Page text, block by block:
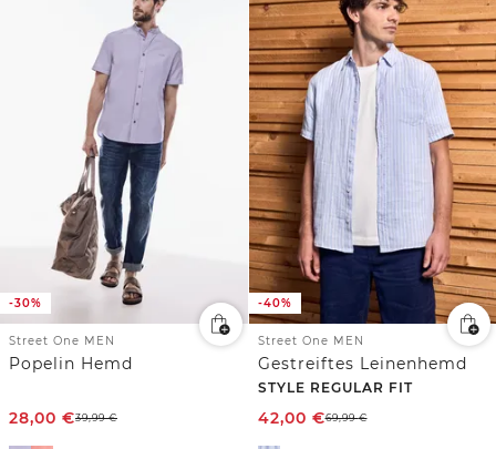
-30%
Street One MEN
Popelin Hemd
28,00 €39,99€
-40%
Street One MEN
Gestreiftes Leinenhemd
STYLE REGULAR FIT
42,00 €69,99€